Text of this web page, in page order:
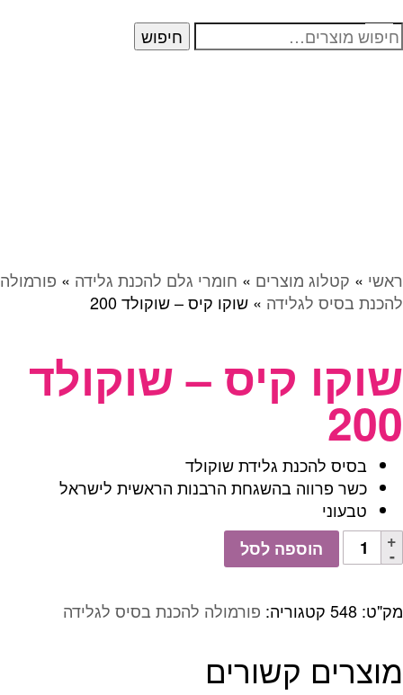
חיפוש
עבור:
חיפוש
ראשי » קטלוג מוצרים » חומרי גלם להכנת גלידה » פורמולה
להכנת בסיס לגלידה » שוקו קיס – שוקולד 200
שוקו קיס – שוקולד
200
בסיס להכנת גלידת שוקולד
כשר פרווה בהשגחת הרבנות הראשית לישראל
טבעוני
כמות
של
קיס
200
הוספה לסל
מק"ט: 548 קטגוריה: פורמולה להכנת בסיס לגלידה
מוצרים קשורים